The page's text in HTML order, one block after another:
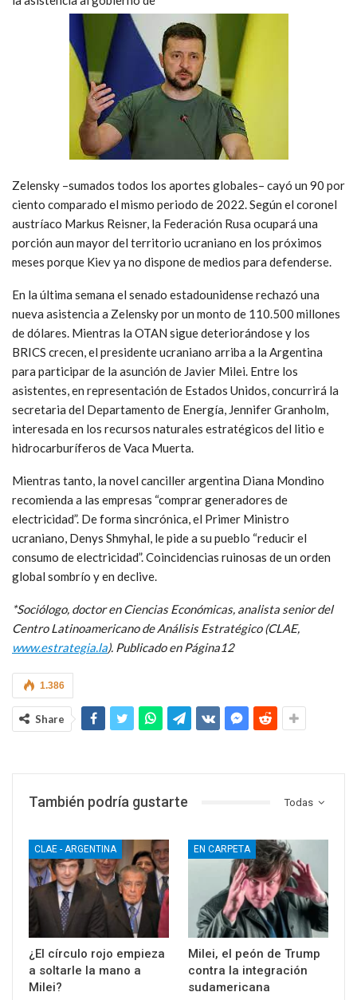
Zelensky –sumados todos los aportes globales– cayó un 90 por
ciento comparado el mismo periodo de 2022. Según el coronel
austríaco Markus Reisner, la Federación Rusa ocupará una
porción aun mayor del territorio ucraniano en los próximos
meses porque Kiev ya no dispone de medios para defenderse.
En la última semana el senado estadounidense rechazó una
nueva asistencia a Zelensky por un monto de 110.500 millones
de dólares. Mientras la OTAN sigue deteriorándose y los
BRICS crecen, el presidente ucraniano arriba a la Argentina
para participar de la asunción de Javier Milei. Entre los
asistentes, en representación de Estados Unidos, concurrirá la
secretaria del Departamento de Energía, Jennifer Granholm,
interesada en los recursos naturales estratégicos del litio e
hidrocarburíferos de Vaca Muerta.
Mientras tanto, la novel canciller argentina Diana Mondino
recomienda a las empresas “comprar generadores de
electricidad”. De forma sincrónica, el Primer Ministro
ucraniano, Denys Shmyhal, le pide a su pueblo “reducir el
consumo de electricidad”. Coincidencias ruinosas de un orden
global sombrío y en declive.
*Sociólogo, doctor en Ciencias Económicas, analista senior del
Centro Latinoamericano de Análisis Estratégico (CLAE,
www.estrategia.la). Publicado en Página12
1.386
Share
Todas
También podría gustarte
CLAE - ARGENTINA
¿El círculo rojo empieza
a soltarle la mano a
Milei?
EN CARPETA
Milei, el peón de Trump
contra la integración
sudamericana